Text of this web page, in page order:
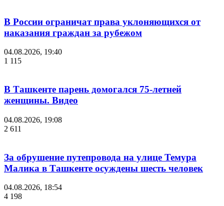
В России ограничат права уклоняющихся от
наказания граждан за рубежом
04.08.2026, 19:40
1 115
В Ташкенте парень домогался 75-летней
женщины. Видео
04.08.2026, 19:08
2 611
За обрушение путепровода на улице Темура
Малика в Ташкенте осуждены шесть человек
04.08.2026, 18:54
4 198